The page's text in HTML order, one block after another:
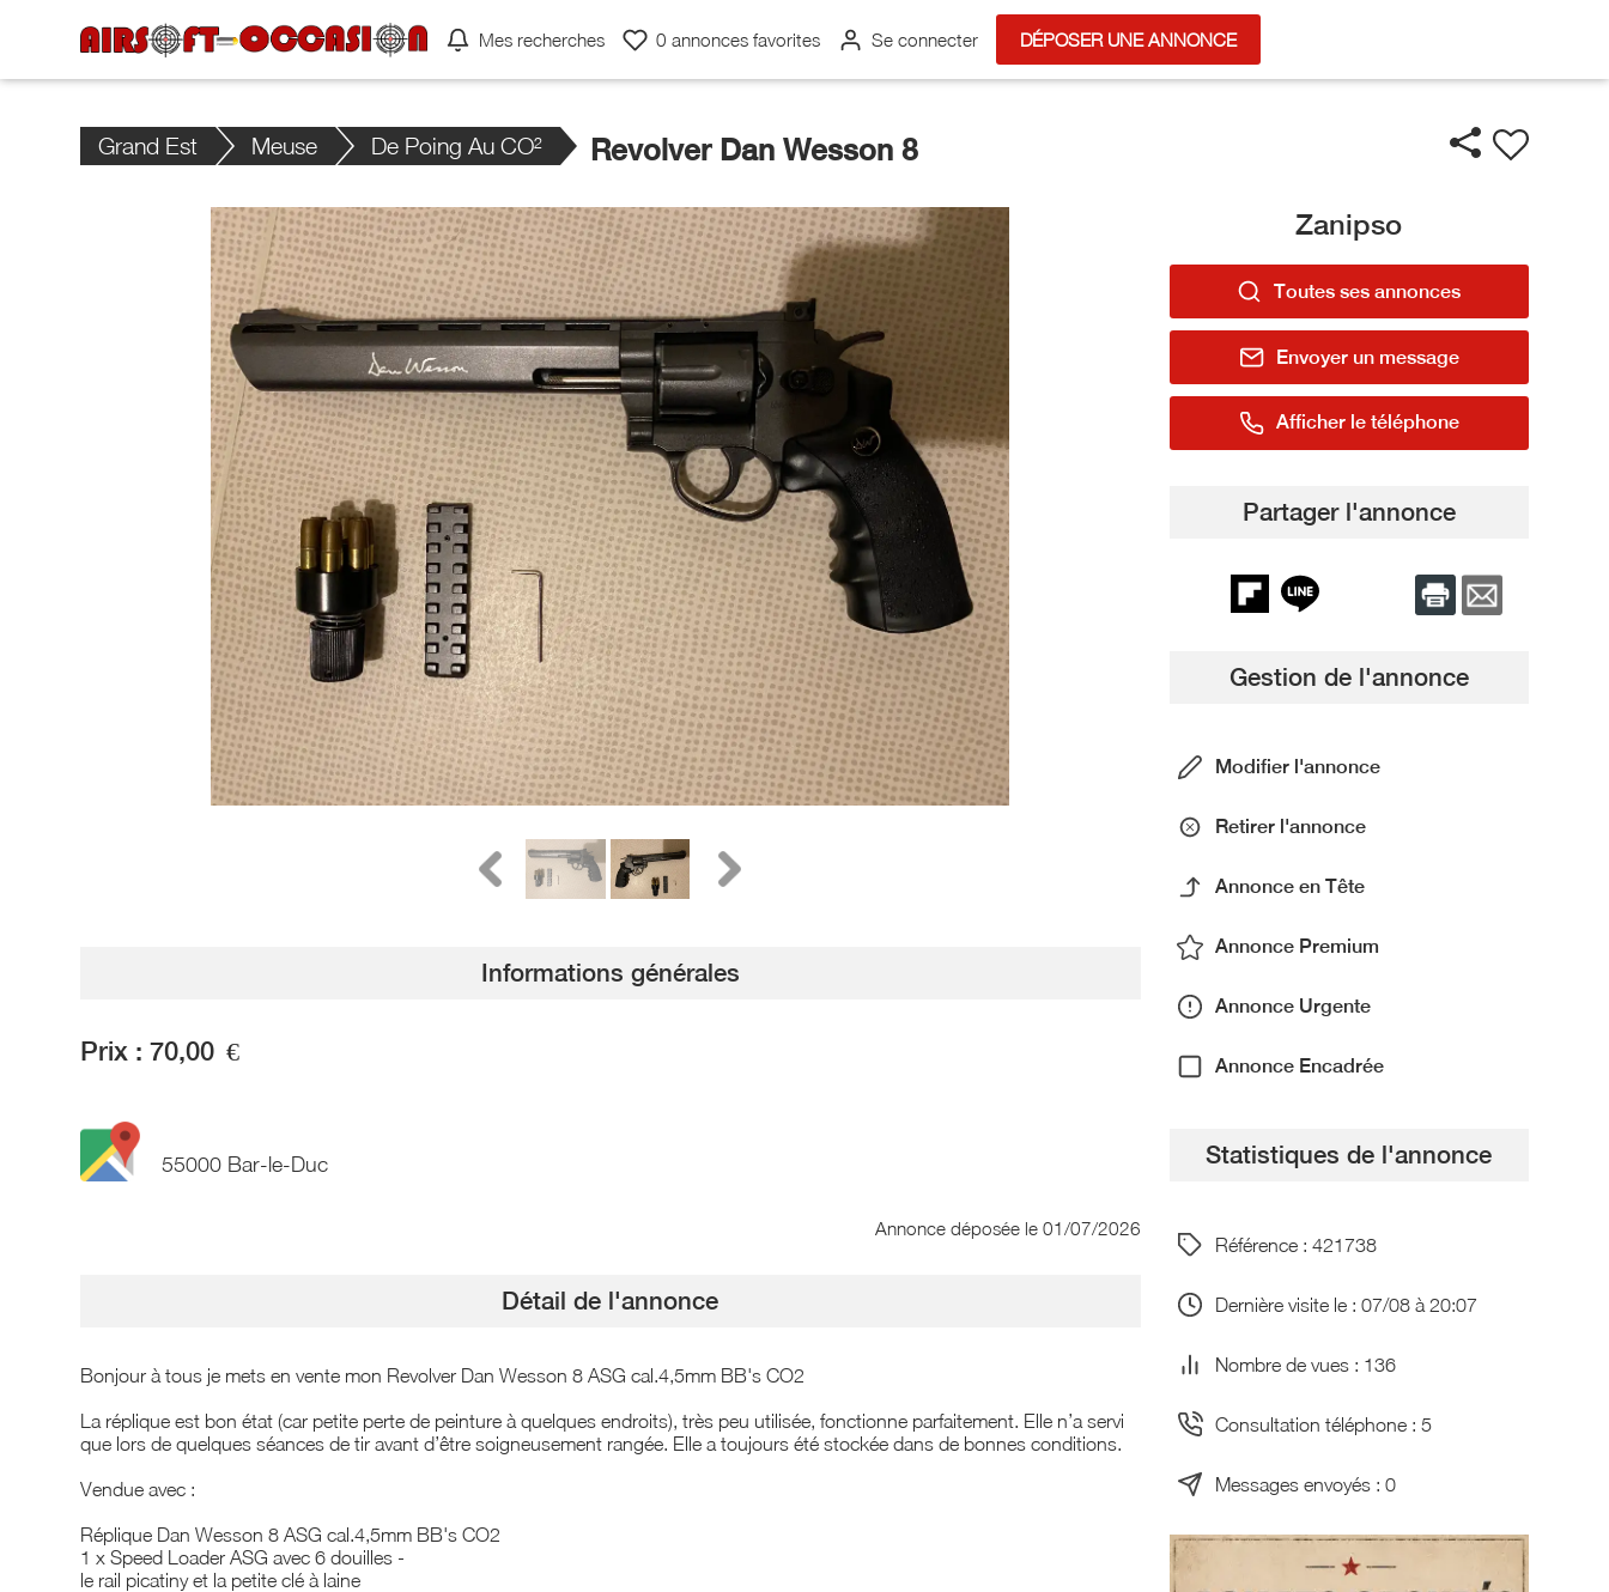
Mes recherches 0 annonces favorites Se connecter DÉPOSER UNE ANNONCE
Grand Est Meuse De Poing Au CO² Revolver Dan Wesson 8
Informations générales
Prix : 70,00 €
55000 Bar-le-Duc
Annonce déposée le 01/07/2026
Détail de l'annonce
Bonjour à tous je mets en vente mon Revolver Dan Wesson 8 ASG cal.4,5mm BB's CO2
La réplique est bon état (car petite perte de peinture à quelques endroits), très peu utilisée, fonctionne parfaitement. Elle n’a servi
que lors de quelques séances de tir avant d’être soigneusement rangée. Elle a toujours été stockée dans de bonnes conditions.
Vendue avec :
Réplique Dan Wesson 8 ASG cal.4,5mm BB's CO2
1 x Speed Loader ASG avec 6 douilles -
le rail picatiny et la petite clé à laine
Zanipso
Toutes ses annonces
Envoyer un message
Afficher le téléphone
Partager l'annonce
Gestion de l'annonce
Modifier l'annonce
Retirer l'annonce
Annonce en Tête
Annonce Premium
Annonce Urgente
Annonce Encadrée
Statistiques de l'annonce
Référence : 421738
Dernière visite le : 07/08 à 20:07
Nombre de vues : 136
Consultation téléphone : 5
Messages envoyés : 0